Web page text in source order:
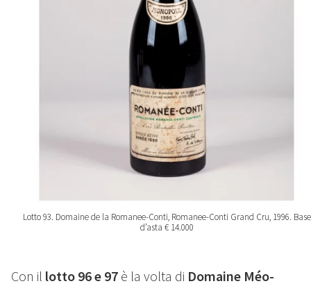
Lotto 93. Domaine de la Romanee-Conti, Romanee-Conti Grand Cru, 1996. Base
d’asta € 14.000
Con il lotto 96 e 97 è la volta di Domaine Méo-